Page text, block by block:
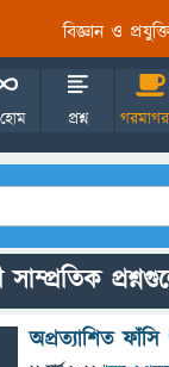
বিজ্ঞান ও
প্রশ্ন
সাম্প্রতিক
অপ্রত্যাশিত ফাঁসি